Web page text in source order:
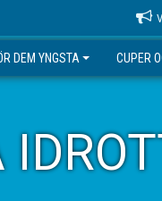
DEM YNGSTA CUPER